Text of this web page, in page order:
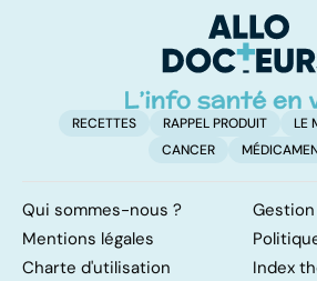
hyperactivité
RECETTES RAPPEL PRODUIT
LE
CANCER
Qui sommes-nous ?
Mentions légales
Charte d'utilisation
Index